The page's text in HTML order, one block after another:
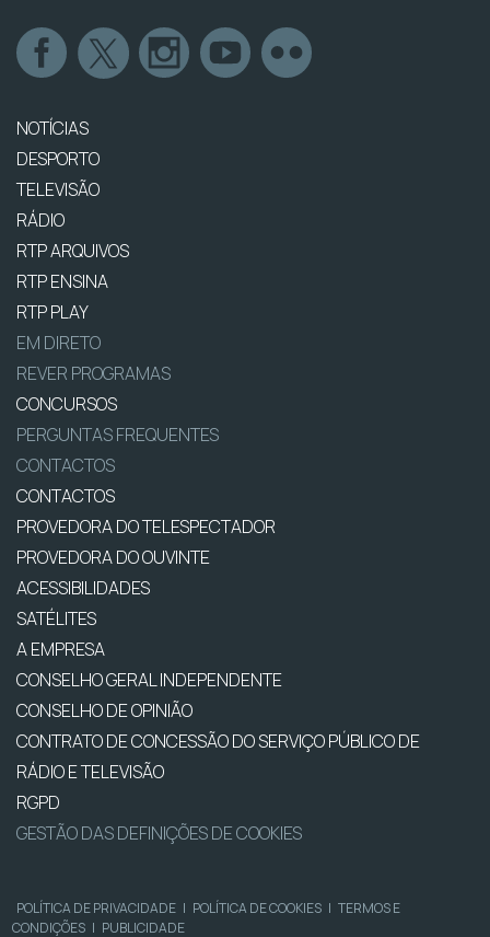
NOTÍCIAS
DESPORTO
TELEVISÃO
RÁDIO
RTP ARQUIVOS
RTP ENSINA
RTP PLAY
EM DIRETO
REVER PROGRAMAS
CONCURSOS
PERGUNTAS FREQUENTES
CONTACTOS
CONTACTOS
PROVEDORA DO TELESPECTADOR
PROVEDORA DO OUVINTE
ACESSIBILIDADES
SATÉLITES
A EMPRESA
CONSELHO GERAL INDEPENDENTE
CONSELHO DE OPINIÃO
CONTRATO DE CONCESSÃO DO SERVIÇO PÚBLICO DE
RÁDIO E TELEVISÃO
RGPD
GESTÃO DAS DEFINIÇÕES DE COOKIES
POLÍTICA DE PRIVACIDADE | POLÍTICA DE COOKIES | TERMOS E
CONDIÇÕES | PUBLICIDADE